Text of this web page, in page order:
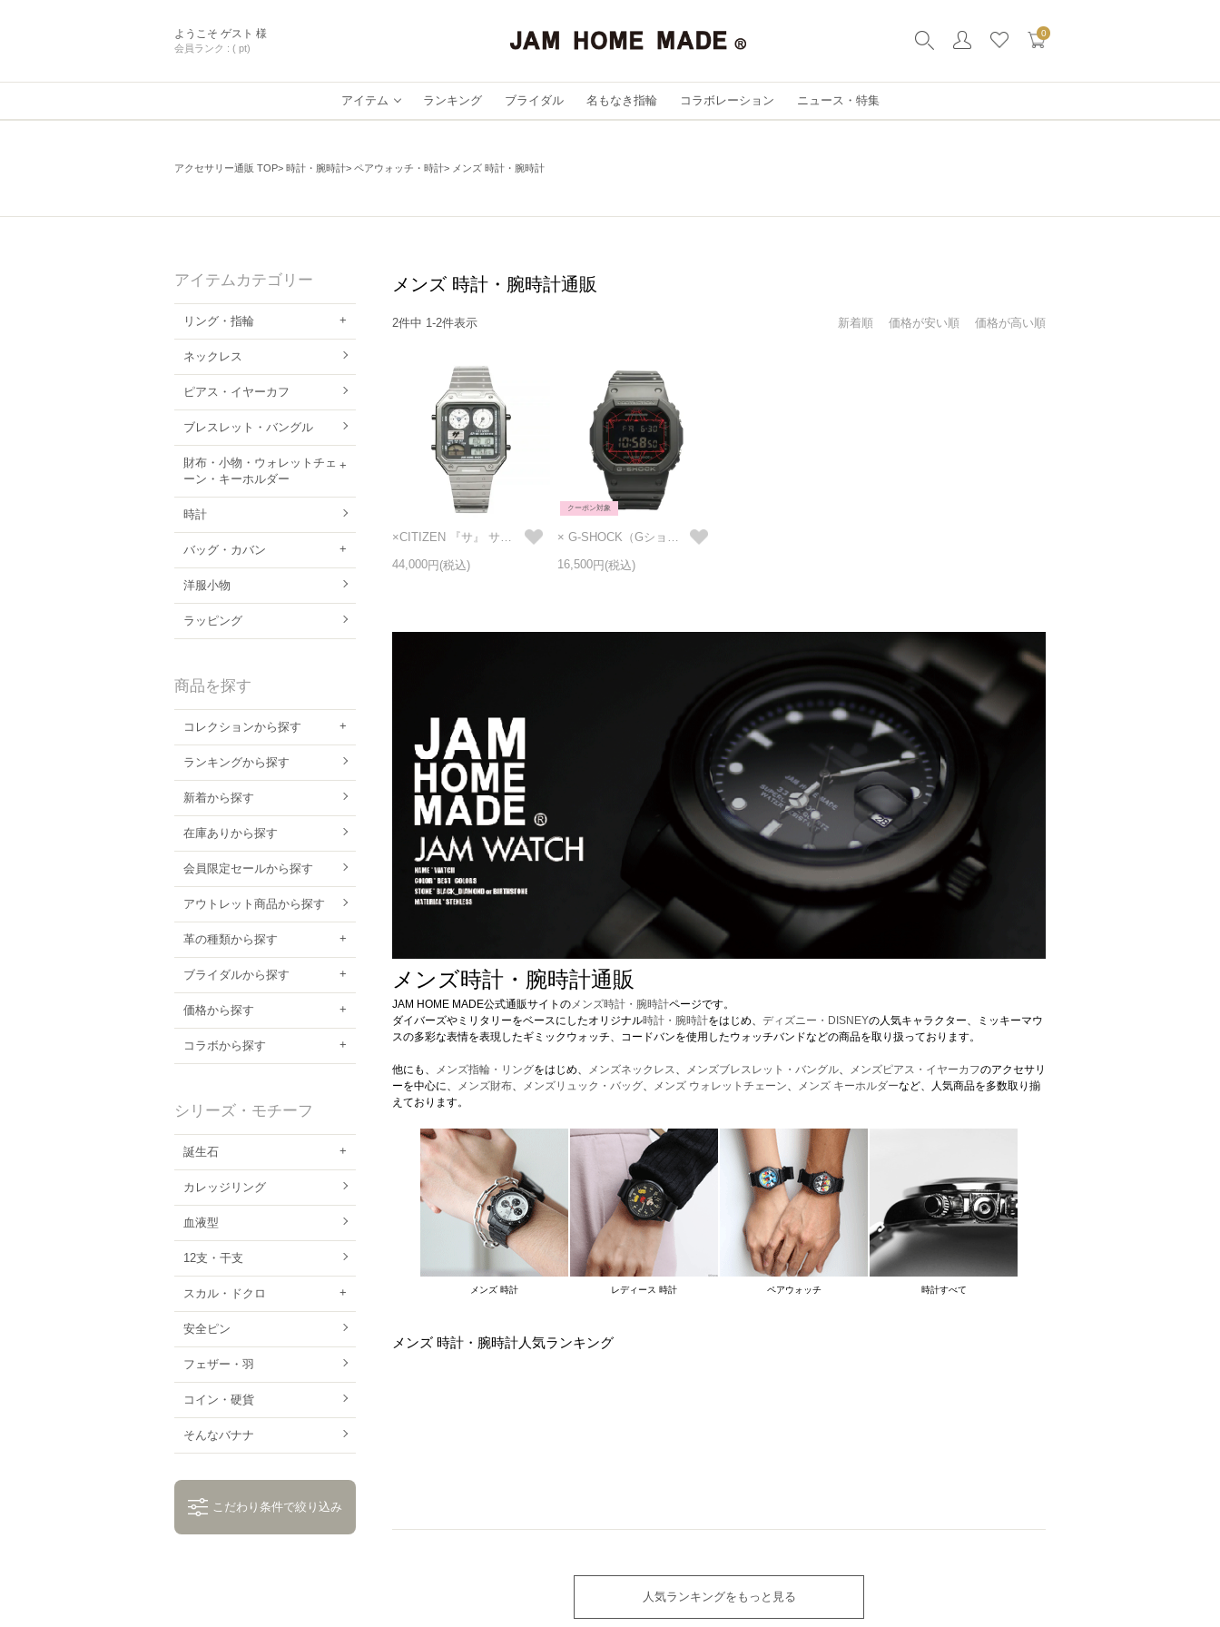
ようこそ ゲスト 様
会員ランク : ( pt)
0
アイテム ランキング ブライダル 名もなき指輪 コラボレーション ニュース・特集
アクセサリー通販 TOP 時計・腕時計 ペアウォッチ・時計 メンズ 時計・腕時計
アイテムカテゴリー
リング・指輪
ネックレス
ピアス・イヤーカフ
ブレスレット・バングル
財布・小物・ウォレットチェ
ーン・キーホルダー
時計
バッグ・カバン
洋服小物
ラッピング
商品を探す
コレクションから探す
ランキングから探す
新着から探す
在庫ありから探す
会員限定セールから探す
アウトレット商品から探す
革の種類から探す
ブライダルから探す
価格から探す
コラボから探す
シリーズ・モチーフ
誕生石
カレッジリング
血液型
12支・干支
スカル・ドクロ
安全ピン
フェザー・羽
コイン・硬貨
そんなバナナ
こだわり条件で絞り込み
メンズ 時計・腕時計通販
価格が安い順 価格が高い順
新着順
2件中 1-2件表示
×CITIZEN 『サ』 サーモセンサー & アナデジテンプ / 腕時計
44,000
クーポン対象
× G-SHOCK（Gショック）コラボレーション ウォッチ / 腕時計
16,500
メンズ時計・腕時計通販
JAM HOME MADE公式通販サイトのメンズ時計・腕時計ページです。
ダイバーズやミリタリーをベースにしたオリジナル時計・腕時計をはじめ、 ディズニー・DISNEYの人気キャラクター、ミッキーマウ
スの多彩な表情を表現したギミックウォッチ、コードバンを使用したウォッチバンドなどの商品を取り扱っております。
他にも、 メンズ指輪・リングをはじめ、 メンズネックレス、 メンズブレスレット・バングル、 メンズピアス・イヤーカフのアクセサリ
ーを中心に、
メンズ財布、 メンズリュック・バッグ、 メンズ ウォレットチェーン、 メンズ キーホルダーなど、人気商品を多数取り揃
えております。
メンズ 時計 レディース 時計 ペアウォッチ 時計すべて
メンズ 時計・腕時計人気ランキング
人気ランキングをもっと見る